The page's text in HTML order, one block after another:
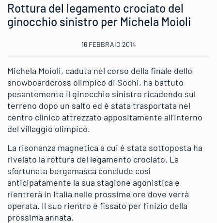
Rottura del legamento crociato del
ginocchio sinistro per Michela Moioli
16 FEBBRAIO 2014
Michela Moioli, caduta nel corso della finale dello
snowboardcross olimpico di Sochi, ha battuto
pesantemente il ginocchio sinistro ricadendo sul
terreno dopo un salto ed è stata trasportata nel
centro clinico attrezzato appositamente all’interno
del villaggio olimpico.
La risonanza magnetica a cui è stata sottoposta ha
rivelato la rottura del legamento crociato. La
sfortunata bergamasca conclude così
anticipatamente la sua stagione agonistica e
rientrerà in Italia nelle prossime ore dove verrà
operata. Il suo rientro è fissato per l’inizio della
prossima annata.